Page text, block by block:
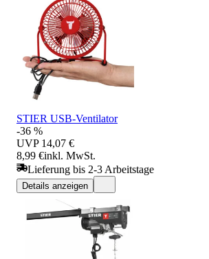
STIER USB-Ventilator
-36 %
UVP 14,07 €
8,99 €inkl. MwSt.
Lieferung bis 2-3 Arbeitstage
Details anzeigen